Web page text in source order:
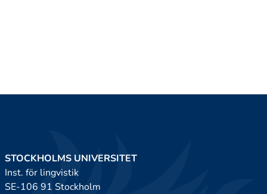
STOCKHOLMS UNIVERSITET
Inst. för lingvistik
SE-106 91 Stockholm